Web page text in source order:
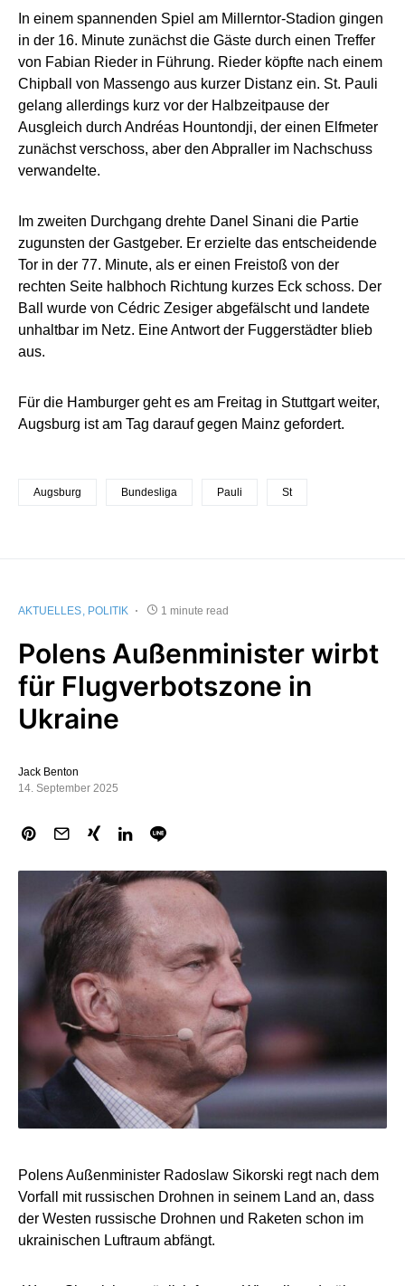
In einem spannenden Spiel am Millerntor-Stadion gingen
in der 16. Minute zunächst die Gäste durch einen Treffer
von Fabian Rieder in Führung. Rieder köpfte nach einem
Chipball von Massengo aus kurzer Distanz ein. St. Pauli
gelang allerdings kurz vor der Halbzeitpause der
Ausgleich durch Andréas Hountondji, der einen Elfmeter
zunächst verschoss, aber den Abpraller im Nachschuss
verwandelte.
Im zweiten Durchgang drehte Danel Sinani die Partie
zugunsten der Gastgeber. Er erzielte das entscheidende
Tor in der 77. Minute, als er einen Freistoß von der
rechten Seite halbhoch Richtung kurzes Eck schoss. Der
Ball wurde von Cédric Zesiger abgefälscht und landete
unhaltbar im Netz. Eine Antwort der Fuggerstädter blieb
aus.
Für die Hamburger geht es am Freitag in Stuttgart weiter,
Augsburg ist am Tag darauf gegen Mainz gefordert.
Augsburg Bundesliga Pauli St
AKTUELLES POLITIK 1 minute read
Polens Außenminister wirbt
für Flugverbotszone in
Ukraine
Jack Benton
14. September 2025
Polens Außenminister Radoslaw Sikorski regt nach dem
Vorfall mit russischen Drohnen in seinem Land an, dass
der Westen russische Drohnen und Raketen schon im
ukrainischen Luftraum abfängt.